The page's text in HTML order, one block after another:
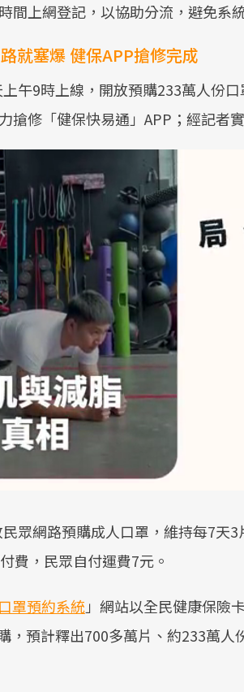
間上網登記，以協助分流，避免系
就塞爆 健保APP搶修完成
午9時上線，開放預購233萬人份
搶修「健保快易通」APP；經記者
眾網路預購成人口罩，維持每7天
費，民眾自付運費7元。
罩預約系統」網站以全民健康保險
，預計釋出700多萬片、約233萬人